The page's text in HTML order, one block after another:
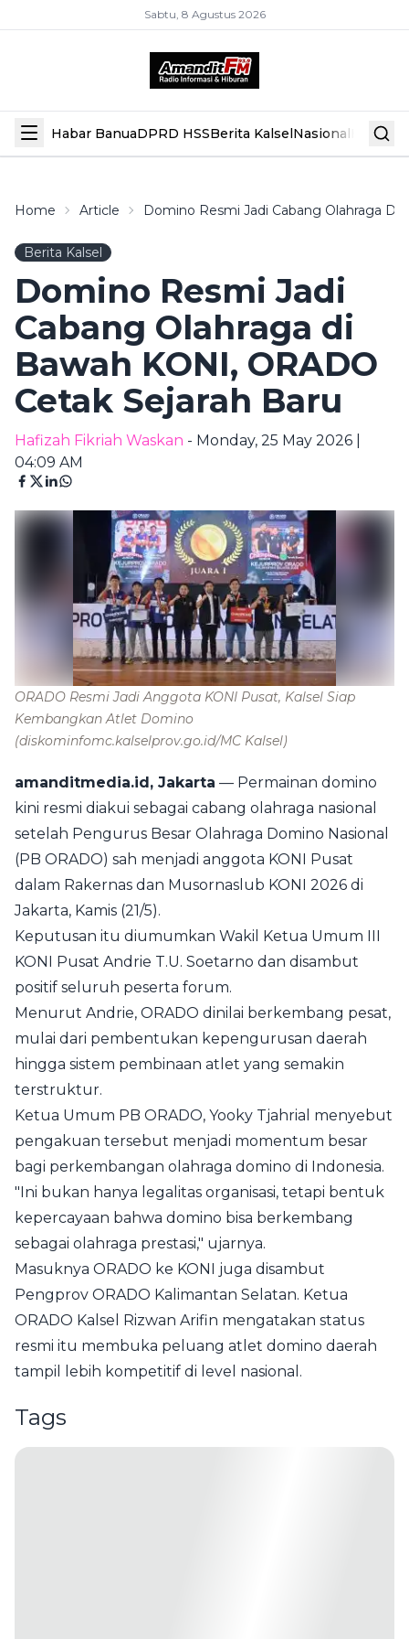
Sabtu, 8 Agustus 2026
Habar BanuaDPRD HSSBerita KalselNasional Hiburan
Home Article Domino Resmi Jadi Cabang Olahraga Di
Berita Kalsel
Domino Resmi Jadi
Cabang Olahraga di
Bawah KONI, ORADO
Cetak Sejarah Baru
Hafizah Fikriah Waskan - Monday, 25 May 2026 |
04:09 AM
ORADO Resmi Jadi Anggota KONI Pusat, Kalsel Siap
Kembangkan Atlet Domino
(diskominfomc.kalselprov.go.id/MC Kalsel)
amanditmedia.id, Jakarta — Permainan domino
kini resmi diakui sebagai cabang olahraga nasional
setelah Pengurus Besar Olahraga Domino Nasional
(PB ORADO) sah menjadi anggota KONI Pusat
dalam Rakernas dan Musornaslub KONI 2026 di
Jakarta, Kamis (21/5).
Keputusan itu diumumkan Wakil Ketua Umum III
KONI Pusat Andrie T.U. Soetarno dan disambut
positif seluruh peserta forum.
Menurut Andrie, ORADO dinilai berkembang pesat,
mulai dari pembentukan kepengurusan daerah
hingga sistem pembinaan atlet yang semakin
terstruktur.
Ketua Umum PB ORADO, Yooky Tjahrial menyebut
pengakuan tersebut menjadi momentum besar
bagi perkembangan olahraga domino di Indonesia.
"Ini bukan hanya legalitas organisasi, tetapi bentuk
kepercayaan bahwa domino bisa berkembang
sebagai olahraga prestasi," ujarnya.
Masuknya ORADO ke KONI juga disambut
Pengprov ORADO Kalimantan Selatan. Ketua
ORADO Kalsel Rizwan Arifin mengatakan status
resmi itu membuka peluang atlet domino daerah
tampil lebih kompetitif di level nasional.
Tags